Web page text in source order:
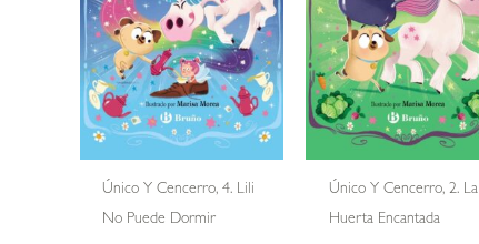
Único Y Cencerro, 4. Lili
No Puede Dormir
Único Y Cencerro, 2. La
Huerta Encantada